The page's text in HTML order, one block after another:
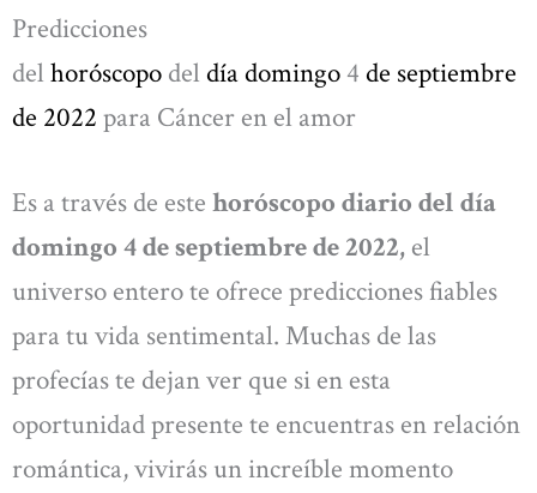
Predicciones
del horóscopo del día domingo 4 de septiembre
de 2022 para Cáncer en el amor
Es a través de este horóscopo diario del día
domingo 4 de septiembre de 2022, el
universo entero te ofrece predicciones fiables
para tu vida sentimental. Muchas de las
profecías te dejan ver que si en esta
oportunidad presente te encuentras en relación
romántica, vivirás un increíble momento